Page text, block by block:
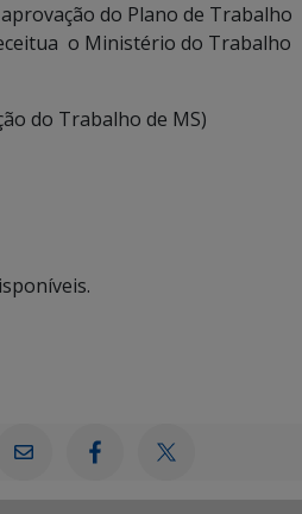
do Plano de Trabalho
o Ministério do Trabalho
do Trabalho de MS)